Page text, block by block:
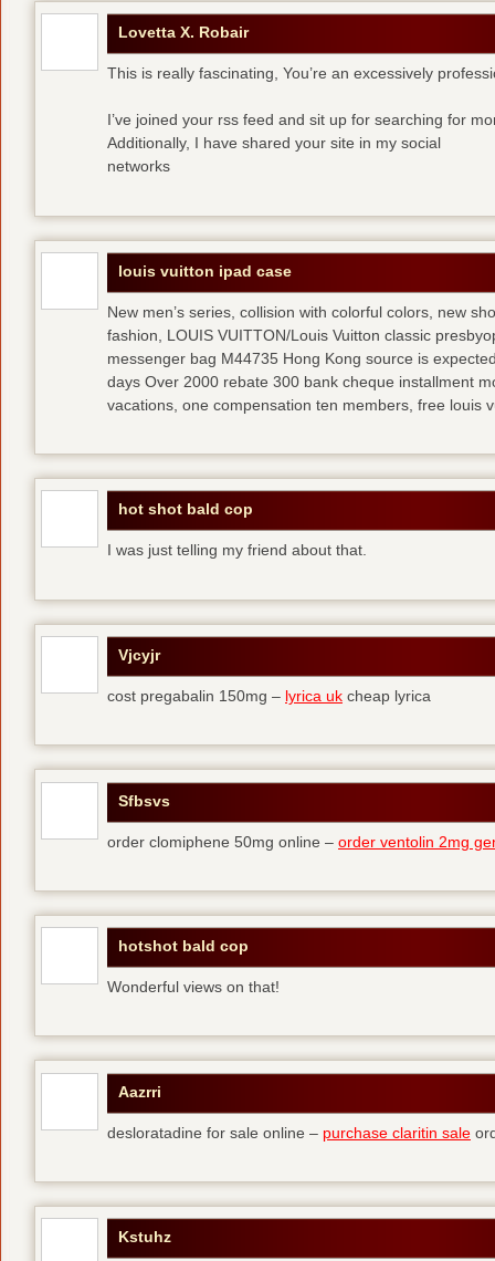
Lovetta X. Robair
This is really fascinating, You’re an excessively
I’ve joined your rss feed and sit up for searching for
Additionally, I have shared your site in my social
networks
louis vuitton ipad case
New men’s series, collision with colorful colors, new
fashion, LOUIS VUITTON/Louis Vuitton classic
messenger bag M44735 Hong Kong source is
days Over 2000 rebate 300 bank cheque installment
vacations, one compensation ten members, free louis
hot shot bald cop
I was just telling my friend about that.
Vjcyjr
cost pregabalin 150mg – lyrica uk cheap lyrica
Sfbsvs
order clomiphene 50mg online – order ventolin 2mg
hotshot bald cop
Wonderful views on that!
Aazrri
desloratadine for sale online – purchase claritin sale
Kstuhz